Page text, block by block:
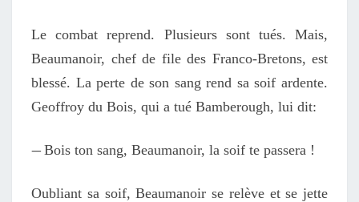
Le combat reprend. Plusieurs sont tués. Mais,
Beaumanoir, chef de file des Franco-Bretons, est
blessé. La perte de son sang rend sa soif ardente.
Geoffroy du Bois, qui a tué Bamberough, lui dit:
—Bois ton sang, Beaumanoir, la soif te passera !
Oubliant sa soif, Beaumanoir se relève et se jette